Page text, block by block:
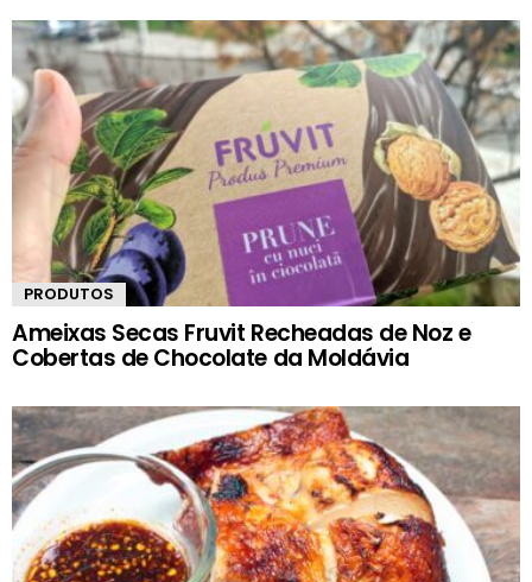
PRODUTOS
Ameixas Secas Fruvit Recheadas de Noz e
Cobertas de Chocolate da Moldávia